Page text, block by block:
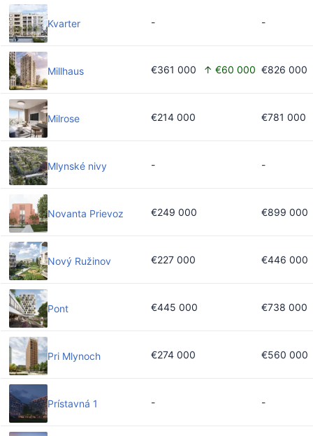
Kvarter - -
Millhaus €361 000 ↑ €60 000 €826 000
Milrose €214 000 €781 000
Mlynské nivy - -
Novanta Prievoz €249 000 €899 000
Nový Ružinov €227 000 €446 000
Pont €445 000 €738 000
Pri Mlynoch €274 000 €560 000
Prístavná 1 - -